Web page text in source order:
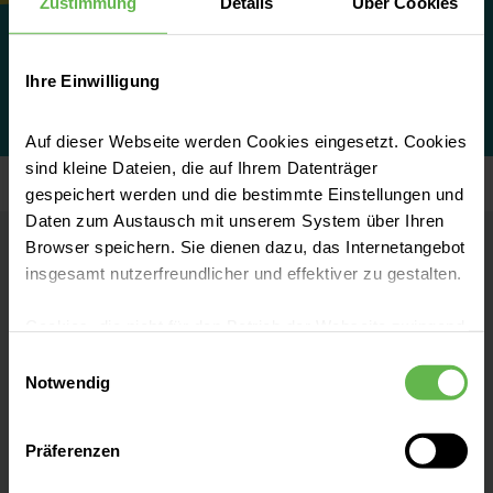
Ihre Einwilligung
Auf dieser Webseite werden Cookies eingesetzt. Cookies
sind kleine Dateien, die auf Ihrem Datenträger
gespeichert werden und die bestimmte Einstellungen und
Daten zum Austausch mit unserem System über Ihren
Browser speichern. Sie dienen dazu, das Internetangebot
insgesamt nutzerfreundlicher und effektiver zu gestalten.
eingesetzt werden.
Es steht Ihnen frei, unsere Seite mit nur den notwendigen
Cookies zu benutzen, eine individuelle Auswahl
Notwendig
Präferenzen
Helios Klinik Titisee-Neustadt
Jostalstraße 12